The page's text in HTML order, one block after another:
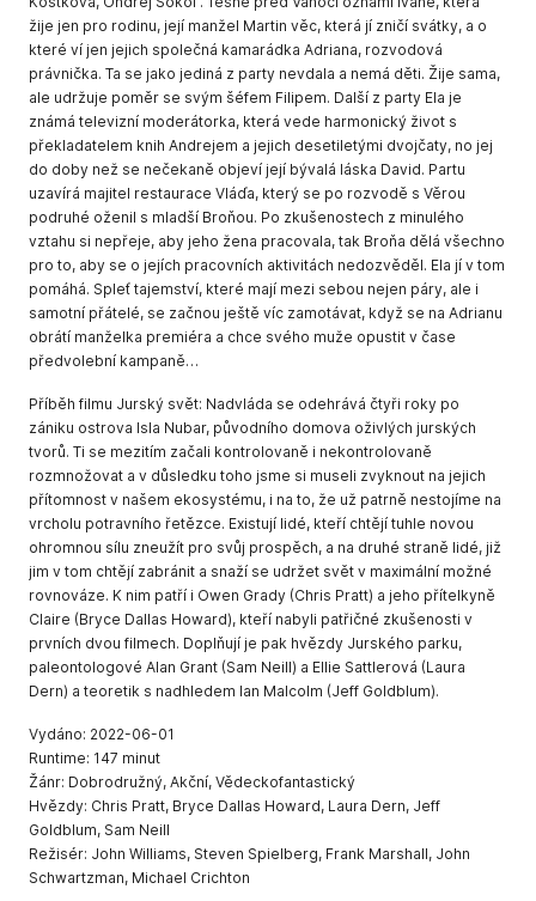
žije jen pro rodinu, její manžel Martin věc, která jí zničí svátky, a o
které ví jen jejich společná kamarádka Adriana, rozvodová
právnička. Ta se jako jediná z party nevdala a nemá děti. Žije sama,
ale udržuje poměr se svým šéfem Filipem. Další z party Ela je
známá televizní moderátorka, která vede harmonický život s
překladatelem knih Andrejem a jejich desetiletými dvojčaty, no jej
do doby než se nečekaně objeví její bývalá láska David. Partu
uzavírá majitel restaurace Vláďa, který se po rozvodě s Věrou
podruhé oženil s mladší Broňou. Po zkušenostech z minulého
vztahu si nepřeje, aby jeho žena pracovala, tak Broňa dělá všechno
pro to, aby se o jejích pracovních aktivitách nedozvěděl. Ela jí v tom
pomáhá. Spleť tajemství, které mají mezi sebou nejen páry, ale i
samotní přátelé, se začnou ještě víc zamotávat, když se na Adrianu
obrátí manželka premiéra a chce svého muže opustit v čase
předvolební kampaně…
Příběh filmu Jurský svět: Nadvláda se odehrává čtyři roky po
zániku ostrova Isla Nubar, původního domova oživlých jurských
tvorů. Ti se mezitím začali kontrolovaně i nekontrolovaně
rozmnožovat a v důsledku toho jsme si museli zvyknout na jejich
přítomnost v našem ekosystému, i na to, že už patrně nestojíme na
vrcholu potravního řetězce. Existují lidé, kteří chtějí tuhle novou
ohromnou sílu zneužít pro svůj prospěch, a na druhé straně lidé, již
jim v tom chtějí zabránit a snaží se udržet svět v maximální možné
rovnováze. K nim patří i Owen Grady (Chris Pratt) a jeho přítelkyně
Claire (Bryce Dallas Howard), kteří nabyli patřičné zkušenosti v
prvních dvou filmech. Doplňují je pak hvězdy Jurského parku,
paleontologové Alan Grant (Sam Neill) a Ellie Sattlerová (Laura
Dern) a teoretik s nadhledem Ian Malcolm (Jeff Goldblum).
Vydáno: 2022-06-01
Runtime: 147 minut
Žánr: Dobrodružný, Akční, Vědeckofantastický
Hvězdy: Chris Pratt, Bryce Dallas Howard, Laura Dern, Jeff
Goldblum, Sam Neill
Režisér: John Williams, Steven Spielberg, Frank Marshall, John
Schwartzman, Michael Crichton